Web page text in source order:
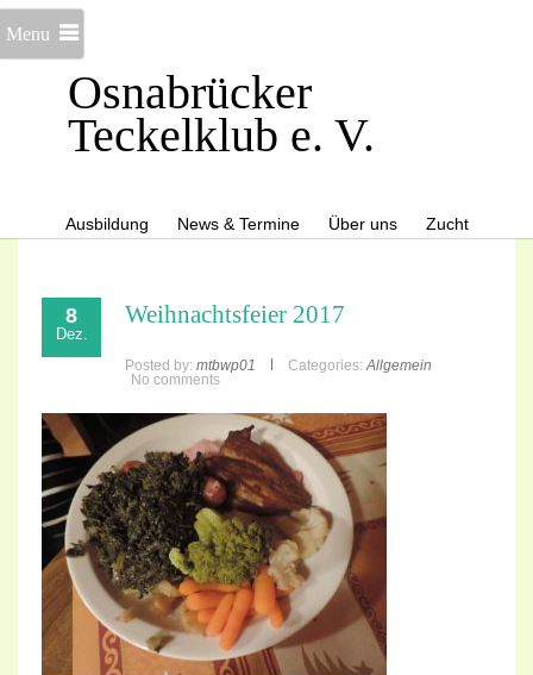
Osnabrücker
Teckelklub e. V.
Menu
Ausbildung News & Termine Über uns Zucht
8
Dez.
Weihnachtsfeier 2017
Posted by: mtbwp01 Categories: Allgemein
No comments